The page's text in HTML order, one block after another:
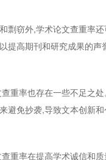
剽窃外,学术论文查重率
提高期刊和研究成果的
重率也存在一些不足之
避免抄袭,导致文本创新和
重率在提高学术诚信和